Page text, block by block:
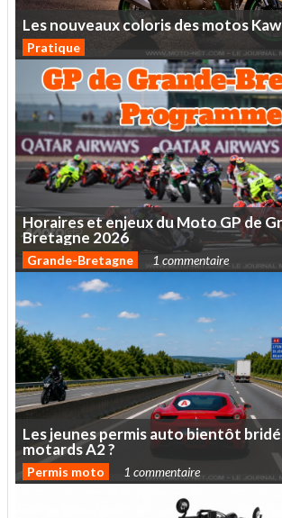
Lesnouveauxcolorisdesmotos
Pratique
HorairesetenjeuxduMotoGPde
Bretagne 2026
Grande-Bretagne 1 commentaire
Lesjeunespermisautobientôt
motardsA2?
Permis moto 1 commentaire